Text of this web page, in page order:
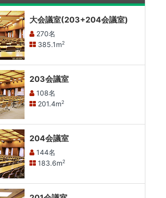
大会議室(203+204会議室)
270名
385.1m2
203会議室
108名
201.4m2
204会議室
144名
183.6m2